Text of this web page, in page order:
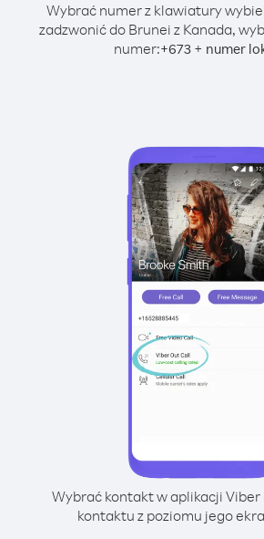
Wybrać numer z klawiatury
zadzwonić do Brunei z Kanada,
numer:+673 + numer
Wybrać kontakt w aplikacji Viber
kontaktu z poziomu jego